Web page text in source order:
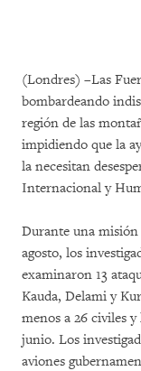
(Londres) –Las
bombardeando
región de las
impidiendo que la
la necesitan
Internacional y
Durante una misión
agosto, los
examinaron 13
Kauda, Delami y
menos a 26 civiles
junio. Los
aviones